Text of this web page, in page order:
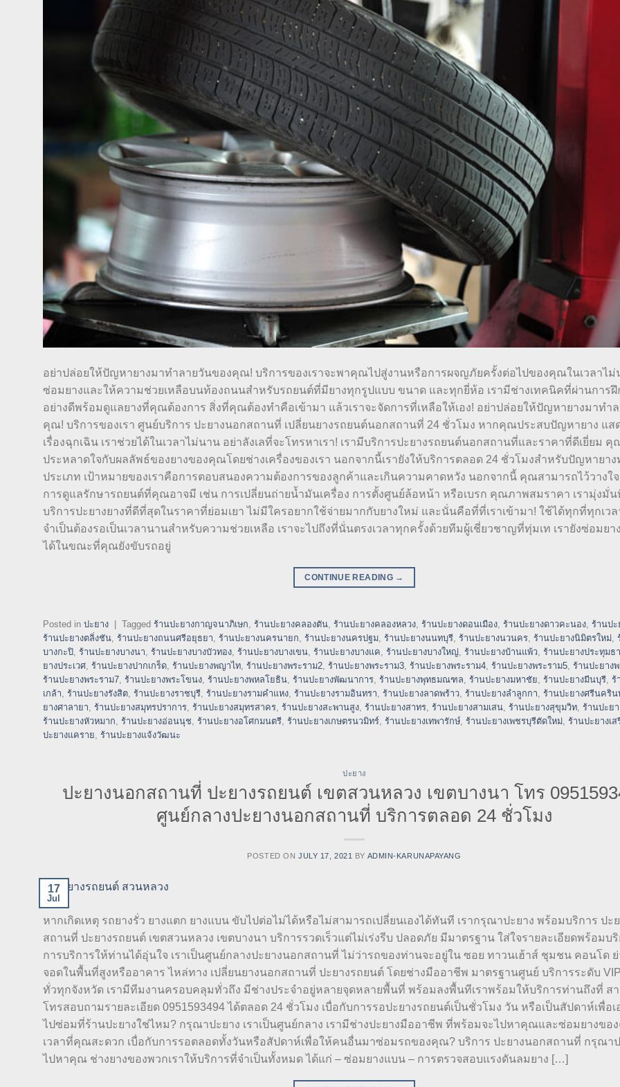
อย่าปล่อยให้ปัญหายางมาทำลายวันของคุณ! บริการของเราจะพาคุณไปสู่งานหรือการผจญภัยครั้งต่อไปของคุณในเวลาไม่
ซ่อมยางและให้ความช่วยเหลือบนท้องถนนสำหรับรถยนต์ที่มียางทุกรูปแบบ ขนาด และทุกยี่ห้อ เรามีช่างเทคนิคที่ผ่านการ
อย่างดีพร้อมดูแลยางที่คุณต้องการ สิ่งที่คุณต้องทำคือเข้ามา แล้วเราจะจัดการที่เหลือให้เอง! อย่าปล่อยให้ปัญหายางมาทำ
คุณ! บริการของเรา ศูนย์บริการ ปะยางนอกสถานที่ เปลี่ยนยางรถยนต์นอกสถานที่ 24 ชั่วโมง หากคุณประสบปัญหายาง แส
เรื่องฉุกเฉิน เราช่วยได้ในเวลาไม่นาน อย่าลังเลที่จะโทรหาเรา! เรามีบริการปะยางรถยนต์นอกสถานที่และราคาที่ดีเยี่ยม คุ
ประหลาดใจกับผลลัพธ์ของยางของคุณโดยช่างเครื่องของเรา นอกจากนี้เรายังให้บริการตลอด 24 ชั่วโมงสำหรับปัญหายาง
ประเภท เป้าหมายของเราคือการตอบสนองความต้องการของลูกค้าและเกินความคาดหวัง นอกจากนี้ คุณสามารถไว้วางใจ
การดูแลรักษารถยนต์ที่คุณอาจมี เช่น การเปลี่ยนถ่ายน้ำมันเครื่อง การตั้งศูนย์ล้อหน้า หรือเบรก คุณภาพสมราคา เรามุ่งมั่น
บริการปะยางยางที่ดีที่สุดในราคาที่ย่อมเยา ไม่มีใครอยากใช้จ่ายมากกับยางใหม่ และนั่นคือที่ที่เราเข้ามา! ใช้ได้ทุกที่ทุกเวล
จำเป็นต้องรอเป็นเวลานานสำหรับความช่วยเหลือ เราจะไปถึงที่นั่นตรงเวลาทุกครั้งด้วยทีมผู้เชี่ยวชาญที่ทุ่มเท เรายังซ่อมย
ได้ในขณะที่คุณยังขับรถอยู่
CONTINUE READING →
Posted in ปะยาง Tagged ร้านปะยางกาญจนาภิเษก, ร้านปะยางคลองตัน, ร้านปะยางคลองหลวง, ร้านปะยางดอนเมือง, ร้านปะยางดาวคะนอง, ร้านปะ
ร้านปะยางตลิ่งชัน, ร้านปะยางถนนศรีอยุธยา, ร้านปะยางนครนายก, ร้านปะยางนครปฐม, ร้านปะยางนนทบุรี, ร้านปะยางนวนคร, ร้านปะยางนิมิตรใหม่,
บางกะปิ, ร้านปะยางบางนา, ร้านปะยางบางบัวทอง, ร้านปะยางบางเขน, ร้านปะยางบางแค, ร้านปะยางบางใหญ่, ร้านปะยางบ้านแพ้ว, ร้านปะยางประทุมธ
ยางประเวศ, ร้านปะยางปากเกร็ด, ร้านปะยางพญาไท, ร้านปะยางพระราม2, ร้านปะยางพระราม3, ร้านปะยางพระราม4, ร้านปะยางพระราม5, ร้านปะยาง
ร้านปะยางพระราม7, ร้านปะยางพระโขนง, ร้านปะยางพหลโยธิน, ร้านปะยางพัฒนาการ, ร้านปะยางพุทธมณฑล, ร้านปะยางมหาชัย, ร้านปะยางมีนบุรี, ร้
เกล้า, ร้านปะยางรังสิต, ร้านปะยางราชบุรี, ร้านปะยางรามคำแหง, ร้านปะยางรามอินทรา, ร้านปะยางลาดพร้าว, ร้านปะยางลำลูกกา, ร้านปะยางศรีนคริน
ยางศาลายา, ร้านปะยางสมุทรปราการ, ร้านปะยางสมุทรสาคร, ร้านปะยางสะพานสูง, ร้านปะยางสาทร, ร้านปะยางสามเสน, ร้านปะยางสุขุมวิท, ร้านปะย
ร้านปะยางหัวหมาก, ร้านปะยางอ่อนนุช, ร้านปะยางอโศกมนตรี, ร้านปะยางเกษตรนวมิทร์, ร้านปะยางเทพารักษ์, ร้านปะยางเพชรบุรีตัดใหม่, ร้านปะยางเส
ปะยางแคราย, ร้านปะยางแจ้งวัฒนะ
ปะยาง
ปะยางนอกสถานที่ ปะยางรถยนต์ เขตสวนหลวง เขตบางนา โทร
ศูนย์กลางปะยางนอกสถานที่ บริการตลอด 24 ชั่วโมง
POSTED ON JULY 17, 2021 BY ADMIN-KARUNAPAYANG
17
Jul
หากเกิดเหตุ รถยางรั่ว ยางแตก ยางแบน ขับไปต่อไม่ได้หรือไม่สามารถเปลี่ยนเองได้ทันที เรากรุณาปะยาง พร้อมบริการ ปะ
สถานที่ ปะยางรถยนต์ เขตสวนหลวง เขตบางนา บริการรวดเร็วแต่ไม่เร่งรีบ ปลอดภัย มีมาตรฐาน ใส่ใจรายละเอียดพร้อมบ
การบริการให้ท่านได้อุ่นใจ เราเป็นศูนย์กลางปะยางนอกสถานที่ ไม่ว่ารถของท่านจะอยู่ใน ซอย ทาวนเฮ้าส์ ชุมชน คอนโด
จอดในพื้นที่สูงหรืออาคาร ไหล่ทาง เปลี่ยนยางนอกสถานที่ ปะยางรถยนต์ โดยช่างมืออาชีพ มาตรฐานศูนย์ บริการระดับ
ทั่วทุกจังหวัด เรามีทีมงานครอบคลุมทั่วถึง มีช่างประจำอยู่หลายจุดหลายพื้นที่ พร้อมลงพื้นทีเราพร้อมให้บริการท่านถึงที่ ส
โทรสอบถามรายละเอียด 0951593494 ได้ตลอด 24 ชั่วโมง เบื่อกับการรอปะยางรถยนต์เป็นชั่วโมง วัน หรือเป็นสัปดาห์เพื่อเ
ไปซ่อมที่ร้านปะยางใช่ไหม? กรุณาปะยาง เราเป็นศูนย์กลาง เรามีช่างปะยางมืออาชีพ ที่พร้อมจะไปหาคุณและซ่อมยางขอ
เวลาที่คุณสะดวก เบื่อกับการรอตลอดทั้งวันหรือสัปดาห์เพื่อให้คนอื่นมาซ่อมรถของคุณ? บริการ ปะยางนอกสถานที่ กรุณาป
ไปหาคุณ ช่างยางของพวกเราให้บริการที่จำเป็นทั้งหมด ได้แก่ – ซ่อมยางแบน – การตรวจสอบแรงดันลมยาง […]